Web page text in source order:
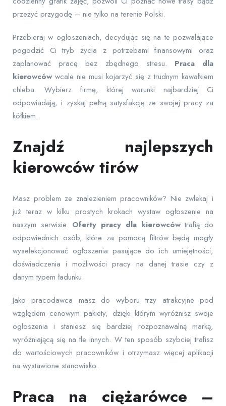
przeżyć przygodę – nie tylko na terenie Polski.
Przebieraj w ogłoszeniach, decydując się na te pozwalające
pogodzić Ci tryb życia z potrzebami finansowymi oraz
zaplanować pracę bez zbędnego stresu. Praca dla
kierowcówwcale nie musi kojarzyć się z trudnym kawałkiem
chleba. Wybierz firmę, której warunki najbardziej Ci
odpowiadają, i zyskaj pełną satysfakcję ze swojej pracy za
kółkiem.
Znajdź najlepszych
kierowców tirów
Masz problem ze znalezieniem pracowników? Nie zwlekaj i
już teraz w kilku prostych krokach wystaw ogłoszenie na
naszym serwisie. Oferty pracy dla kierowcówtrafią do
odpowiednich osób, które za pomocą filtrów będą mogły
wyselekcjonować ogłoszenia pasujące do ich umiejętności,
doświadczenia i możliwości pracy na danej trasie czy z
danym typem ładunku.
Jako pracodawca masz do wyboru trzy atrakcyjne pod
względem cenowym pakiety, dzięki którym wyróżnisz swoje
ogłoszenia i staniesz się bardziej rozpoznawalną marką,
wyróżniającą się na tle innych. W ten sposób szybciej trafisz
do wartościowych pracowników i otrzymasz więcej aplikacji
na wystawione stanowisko.
Praca na ciężarówce –